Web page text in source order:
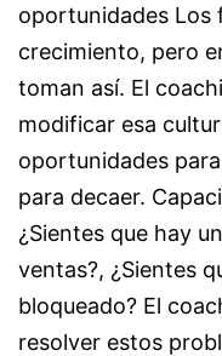
oportunidades Los
crecimiento, pero
toman así. El
modificar esa
oportunidades
para decaer.
¿Sientes que hay
ventas?, ¿Sientes
bloqueado? El
resolver estos